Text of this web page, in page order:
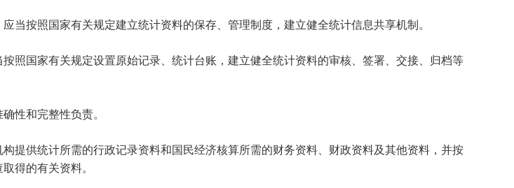
当按照国家有关规定建立统计资料的保存、管理制度，建立健全统计信息共享机制。
照国家有关规定设置原始记录、统计台账，建立健全统计资料的审核、签署、交接、归档等
性和完整性负责。
提供统计所需的行政记录资料和国民经济核算所需的财务资料、财政资料及其他资料，并按
得的有关资料。